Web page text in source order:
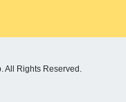
All Rights Reserved.